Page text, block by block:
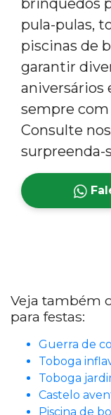
brinquedos
pula-pulas,
piscinas de
garantir
aniversários
sempre com
Consulte
surpreenda-
Veja também
para festas:
Guerra de
Toboga
Toboga
Castelo
Piscina de